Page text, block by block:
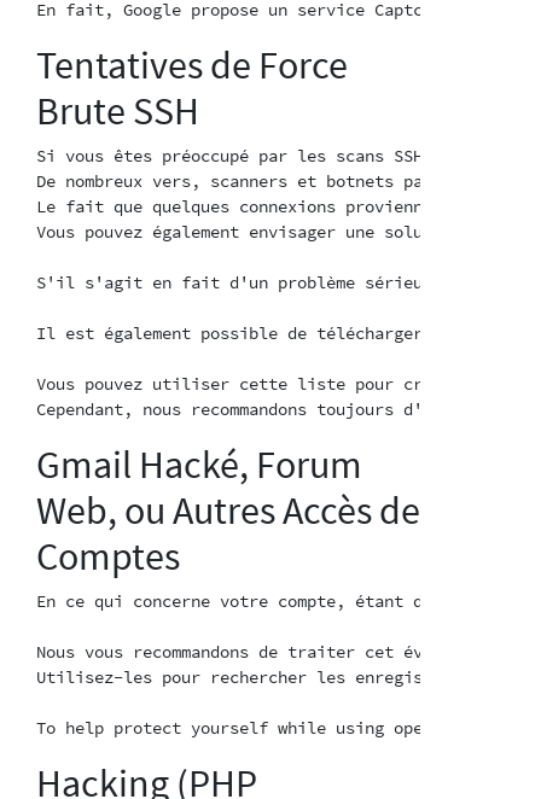
Tentatives de Force
Brute SSH
Si vous êtes préoccupé par les scans SSH, vous
De nombreux vers, scanners et botnets parcourent
Le fait que quelques connexions proviennent de
Vous pouvez également envisager une solution
S'il s'agit en fait d'un problème sérieux spécifique
Il est également possible de télécharger une liste
Vous pouvez utiliser cette liste pour créer des
Gmail Hacké, Forum
Web, ou Autres Accès de
Comptes
En ce qui concerne votre compte, étant donné
Nous vous recommandons de traiter cet
Utilisez-les pour rechercher les enregistreurs de
Hacking (PHP